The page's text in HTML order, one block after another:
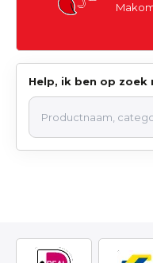
Help, ik ben op